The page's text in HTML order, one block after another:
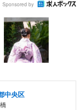
Sponsored by
中央区